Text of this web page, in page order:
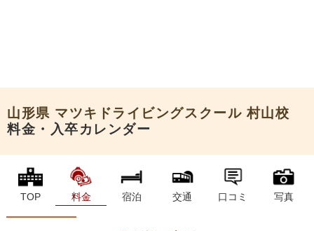
山形県 マツキドライビングスクール 村山校
料金・入卒カレンダー
TOP 料金 宿泊 交通 口コミ 写真